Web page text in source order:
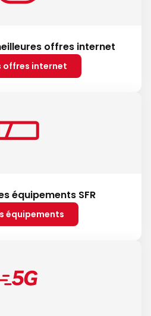
offres internet
offres internet
équipements SFR
équipements